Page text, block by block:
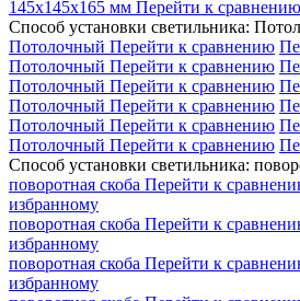
145x145x165 мм Перейти к сравнению
Способ установки светильника:
Потолочный Перейти к сравнению
Потолочный Перейти к сравнению
Потолочный Перейти к сравнению
Потолочный Перейти к сравнению
Потолочный Перейти к сравнению
Потолочный Перейти к сравнению
Способ установки светильника:
поворотная скоба Перейти к
избранному
поворотная скоба Перейти к
избранному
поворотная скоба Перейти к
избранному